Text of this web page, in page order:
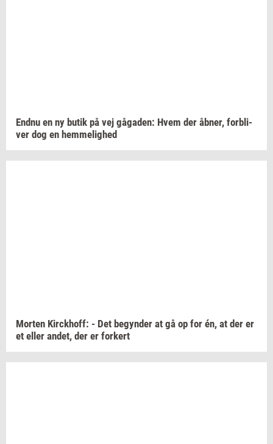
Endnu en ny butik på vej gå­ga­den: Hvem der åbner, for­bli­
ver dog en hem­me­lig­hed
Mor­ten Kirck­hoff: - Det be­gyn­der at gå op for én, at der er
et eller andet, der er for­kert